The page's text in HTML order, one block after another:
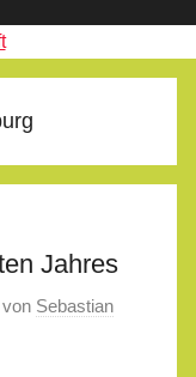
Jahres
von Sebastian